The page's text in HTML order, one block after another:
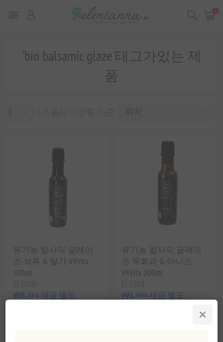
0
'bio balsamic glaze'태그가있는 제
품
유기농 발사믹 글레이
즈 석류 & 딸기 V4Vita
200ml
₩8,494 세금 별도
유기농 발사믹 글레이
즈 무화과 & 아니스
V4Vita 200ml
₩8,494 세금 별도